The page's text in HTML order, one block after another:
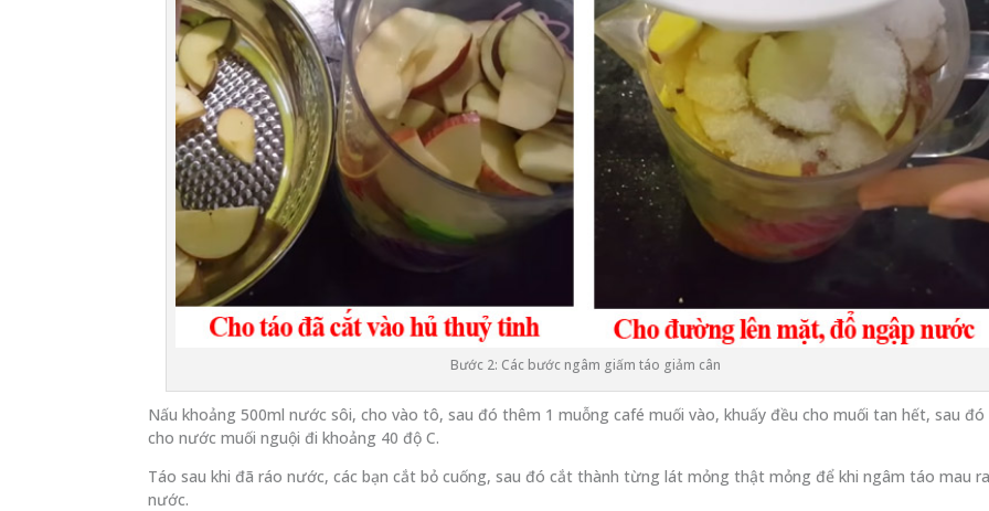
Bước 2: Các bước ngâm giấm táo giảm cân
Nấu khoảng 500ml nước sôi, cho vào tô, sau đó thêm 1 muỗng café muối vào, khuấy đều cho muối tan hết, sau đó
cho nước muối nguội đi khoảng 40 độ C.
Táo sau khi đã ráo nước, các bạn cắt bỏ cuống, sau đó cắt thành từng lát mỏng thật mỏng để khi ngâm táo mau
nước.